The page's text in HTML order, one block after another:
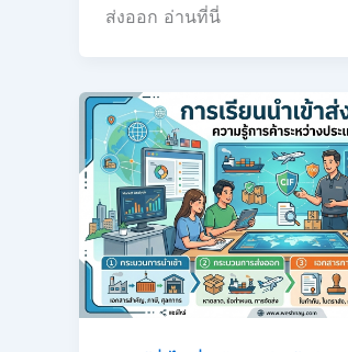
ส่งออก อ่านที่นี่